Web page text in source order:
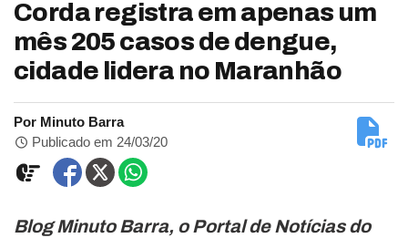
Corda registra em apenas um
mês 205 casos de dengue,
cidade lidera no Maranhão
Por Minuto Barra
Publicado em 24/03/20
Blog Minuto Barra, o Portal de Notícias do